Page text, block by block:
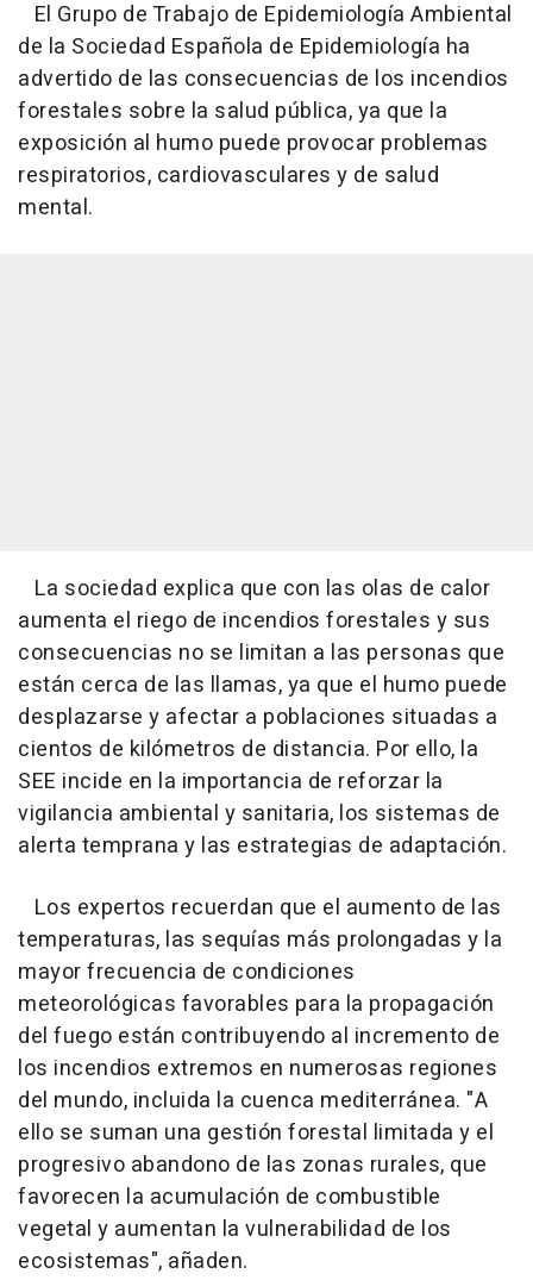
El Grupo de Trabajo de Epidemiología Ambiental
de la Sociedad Española de Epidemiología ha
advertido de las consecuencias de los incendios
forestales sobre la salud pública, ya que la
exposición al humo puede provocar problemas
respiratorios, cardiovasculares y de salud
mental.
La sociedad explica que con las olas de calor
aumenta el riego de incendios forestales y sus
consecuencias no se limitan a las personas que
están cerca de las llamas, ya que el humo puede
desplazarse y afectar a poblaciones situadas a
cientos de kilómetros de distancia. Por ello, la
SEE incide en la importancia de reforzar la
vigilancia ambiental y sanitaria, los sistemas de
alerta temprana y las estrategias de adaptación.
Los expertos recuerdan que el aumento de las
temperaturas, las sequías más prolongadas y la
mayor frecuencia de condiciones
meteorológicas favorables para la propagación
del fuego están contribuyendo al incremento de
los incendios extremos en numerosas regiones
del mundo, incluida la cuenca mediterránea. "A
ello se suman una gestión forestal limitada y el
progresivo abandono de las zonas rurales, que
favorecen la acumulación de combustible
vegetal y aumentan la vulnerabilidad de los
ecosistemas", añaden.